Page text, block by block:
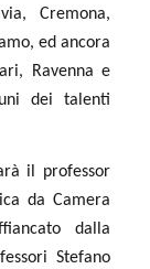
Cremona,
ed ancora
Ravenna e
dei talenti
il professor
da Camera
dalla
Stefano